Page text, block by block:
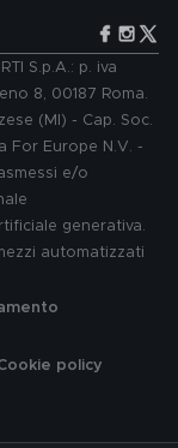
S.p.A.: p. iva
8, 00187 Roma.
(MI) - Cap. Soc.
For Europe N.V. -
e/o
generativa.
automatizzati
policy